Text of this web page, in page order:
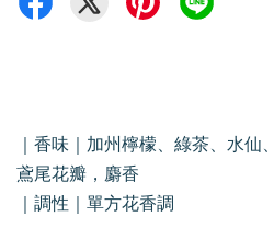
｜香味｜加州檸檬、綠茶、水仙
鳶尾花瓣，麝香
｜調性｜單方花香調